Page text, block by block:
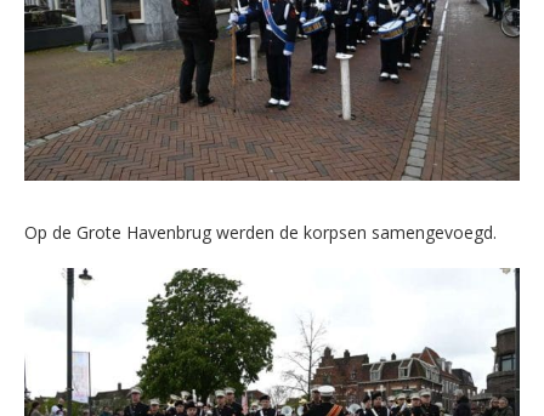
Op de Grote Havenbrug werden de korpsen samengevoegd.